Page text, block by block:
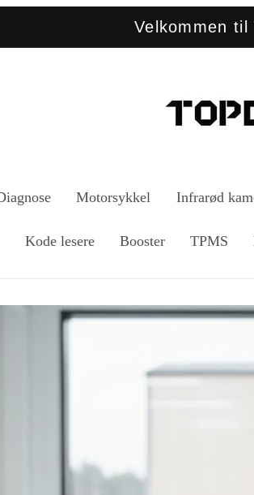
Velkommen til
Motorsykkel Infrarød
Kode lesere Booster TPMS